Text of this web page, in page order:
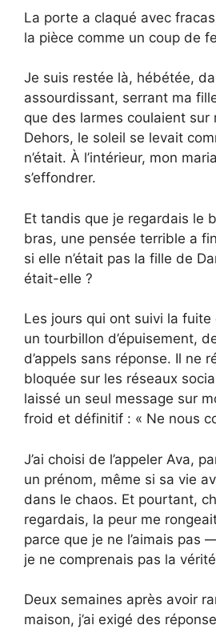
La porte a claqué avec
la pièce comme un coup de
Je suis restée là, hébétée,
assourdissant, serrant ma
que des larmes coulaient sur
Dehors, le soleil se levait
n’était. À l’intérieur, mon
s’effondrer.
Et tandis que je regardais le
bras, une pensée terrible a
si elle n’était pas la fille de
était-elle ?
Les jours qui ont suivi la
un tourbillon d’épuisement,
d’appels sans réponse. Il ne
bloquée sur les réseaux
laissé un seul message sur
froid et définitif : « Ne nous
J’ai choisi de l’appeler Ava,
un prénom, même si sa vie
dans le chaos. Et pourtant,
regardais, la peur me
parce que je ne l’aimais pas
je ne comprenais pas la
Deux semaines après avoir
maison, j’ai exigé des